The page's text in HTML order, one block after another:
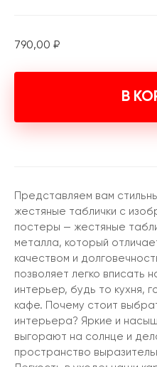
790,00 ₽
В
Представляем вам
жестяные таблички с
постеры — жестяные
металла, который
качеством и
позволяет легко вписать
интерьер, будь то кухня,
кафе. Почему стоит
интерьера? Яркие и
выгорают на солнце и
пространство